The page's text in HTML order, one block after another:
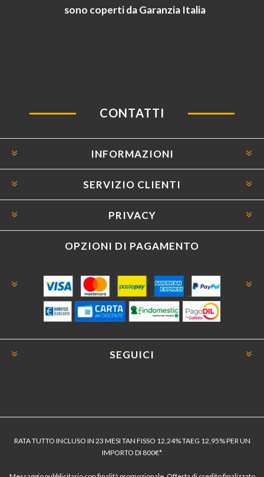
sono coperti da Garanzia Italia
CONTATTI
INFORMAZIONI
SERVIZIO CLIENTI
PRIVACY
OPZIONI DI PAGAMENTO
SEGUICI
RATA TUTTO INCLUSO IN 23 MESI TAN FISSO 12,24% TAEG 12,95% PER UN
IMPORTO DI 800€*